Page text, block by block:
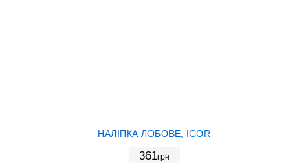
НАЛІПКА ЛОБОВЕ, ICOR
361грн